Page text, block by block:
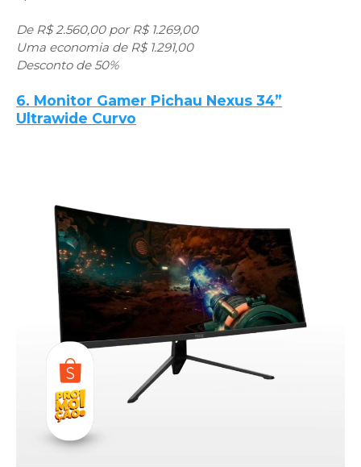
De R$ 2.560,00 por R$ 1.269,00
Uma economia de R$ 1.291,00
Desconto de 50%
6. Monitor Gamer Pichau Nexus 34”
Ultrawide Curvo